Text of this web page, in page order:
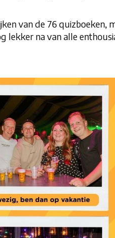
van de 76 quizboeken,
na van alle